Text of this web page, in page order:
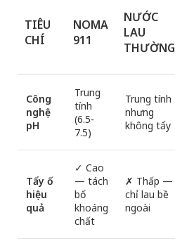
TIÊU
CHÍ
NOMA
911
NƯỚC
LAU
THƯỜNG
Công
nghệ
pH
Trung
tính
(6.5-
7.5)
Trung tính
nhưng
không tẩy
Tẩy ố
hiệu
quả
✓ Cao
— tách
bố
khoáng
chất
✗ Thấp —
chỉ lau bề
ngoài